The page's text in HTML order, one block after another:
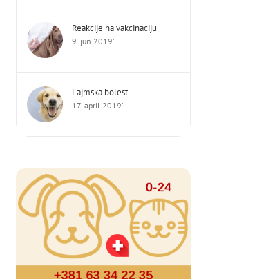
Reakcije na vakcinaciju
9. jun 2019'
Lajmska bolest
17. april 2019'